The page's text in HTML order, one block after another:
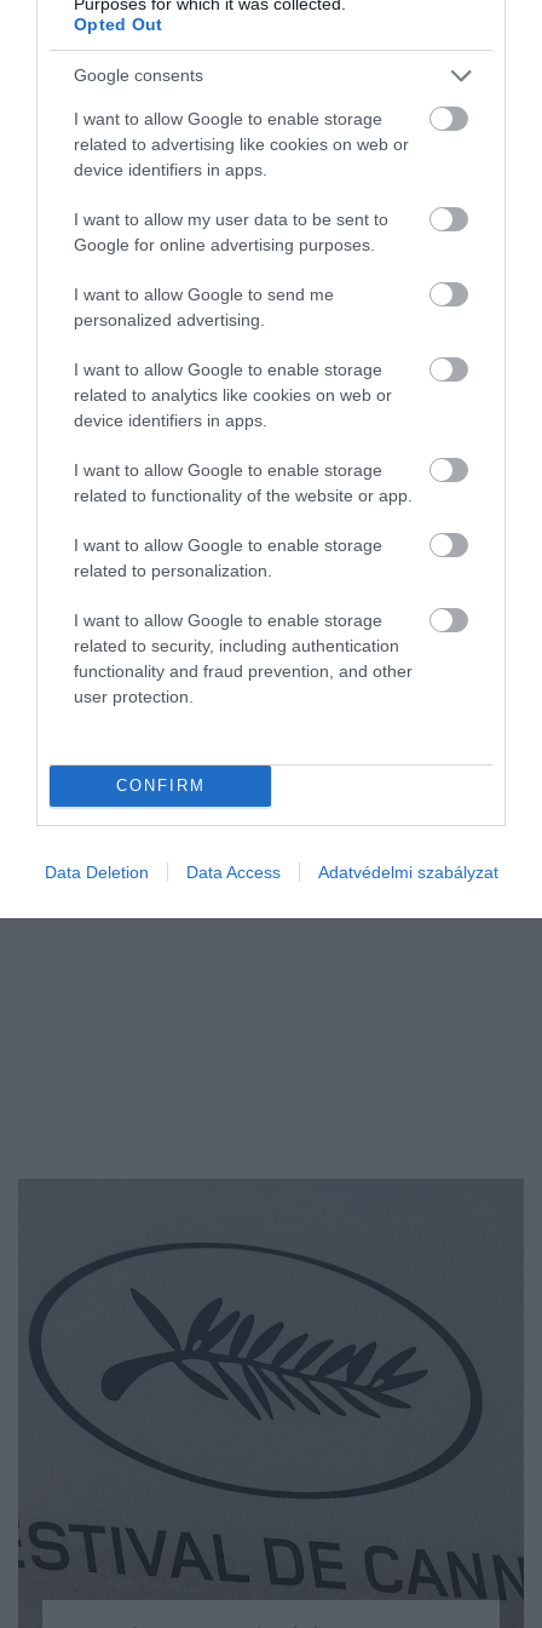
Opted Out
Google consents
I want to allow Google to enable storage
related to advertising like cookies on web or
device identifiers in apps.
I want to allow my user data to be sent to
Google for online advertising purposes.
I want to allow Google to send me
personalized advertising.
I want to allow Google to enable storage
related to analytics like cookies on web or
device identifiers in apps.
I want to allow Google to enable storage
related to functionality of the website or app.
I want to allow Google to enable storage
related to personalization.
I want to allow Google to enable storage
related to security, including authentication
functionality and fraud prevention, and other
user protection.
CONFIRM
Data Deletion Data Access Adatvédelmi szabályzat
Bár Demi Moore szinte tarolt az idei
díjszezonban, az áhított Oscar-díj mégis
nyilatkozott arról, hogyan élte meg, hogy
végül Mikey Madisoné lett a legjobb
színésznőnek járó Oscar – és hogy szerinte
miért fontos, hogy ilyen helyzetekben is
Demi Moore még mindig
csalódott, amiért nem ő
nyerte az…
HAMU ÉS GYÉMÁNT